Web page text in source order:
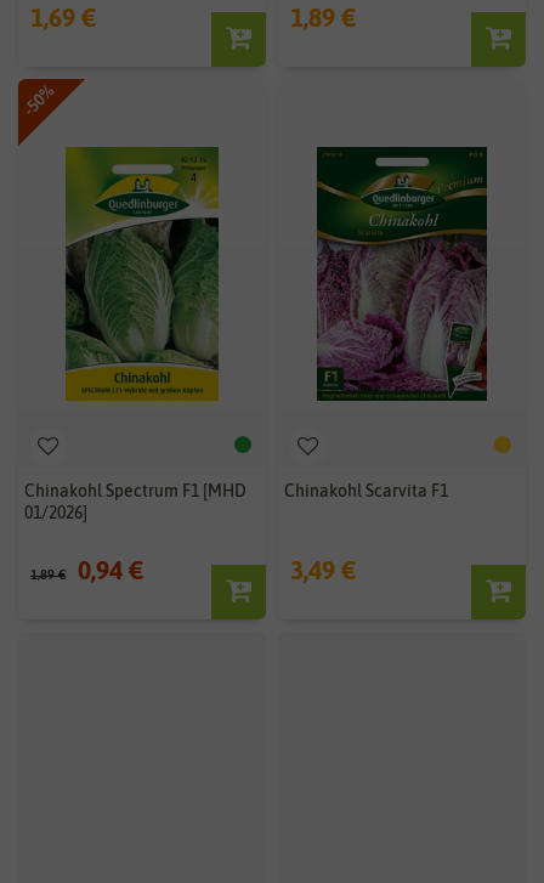
1,69 € 1,89 €
-50%
Chinakohl Spectrum F1 [MHD
01/2026]
1,89 € 0,94 €
Chinakohl Scarvita F1
3,49 €